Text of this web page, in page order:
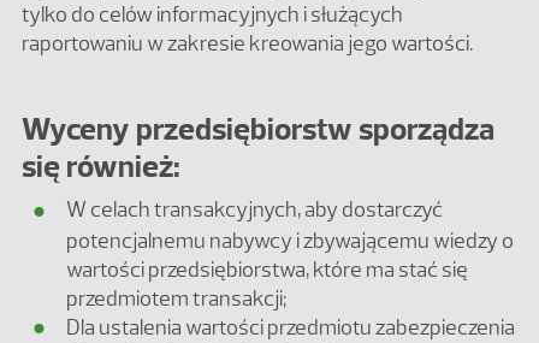
tylko do celów informacyjnych i służących
raportowaniu w zakresie kreowania jego wartości.
Wyceny przedsiębiorstw sporządza
się również:
W celach transakcyjnych, aby dostarczyć
potencjalnemu nabywcy i zbywającemu wiedzy o
wartości przedsiębiorstwa, które ma stać się
przedmiotem transakcji;
Dla ustalenia wartości przedmiotu zabezpieczenia